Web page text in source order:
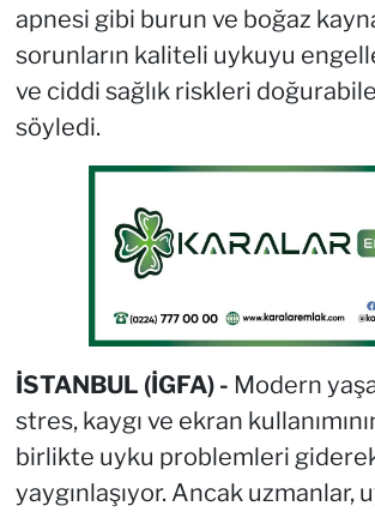
apnesi gibi burun ve boğaz
sorunların kaliteli uykuyu
ve ciddi sağlık riskleri
söyledi.
İSTANBUL (İGFA) - Modern
stres, kaygı ve ekran
birlikte uyku problemleri
yaygınlaşıyor. Ancak uzmanlar,